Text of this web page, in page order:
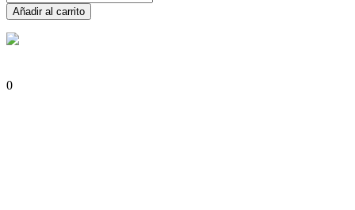
Añadir al carrito
0